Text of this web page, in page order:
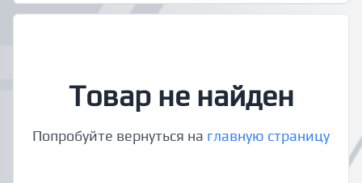
Товар не найден
Попробуйте вернуться на главную страницу